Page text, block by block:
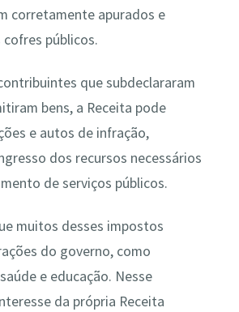
corretamente apurados e
públicos.
que subdeclararam
bens, a Receita pode
e autos de infração,
dos recursos necessários
de serviços públicos.
muitos desses impostos
do governo, como
e educação. Nesse
da própria Receita